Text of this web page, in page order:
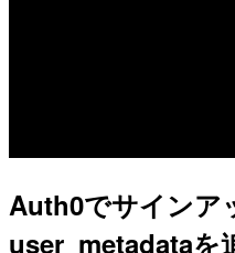
Auth0でサインア
user_metadataを